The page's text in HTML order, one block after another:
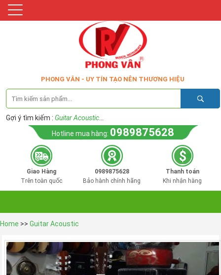
PHONG VÂN - UY TÍN TẠO NÊN THƯƠNG HIỆU
Gợi ý tìm kiếm : Guitar Acoustic
Hotline mua hàng: 0989875628
Giao Hàng
Trên toàn quốc
0989875628
Bảo hành chính hãng
Thanh toán
Khi nhận hàng
Home >> Guitar Acoustic